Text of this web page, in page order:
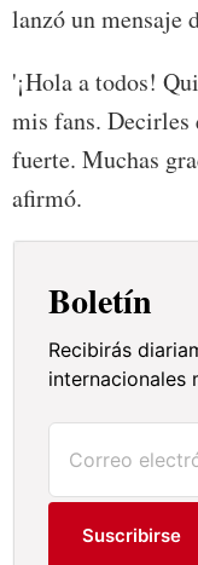
lanzó un mensaje
'¡Hola a todos!
mis fans. Decirles
fuerte. Muchas
afirmó.
Boletín
Recibirás
internacionales
Suscribirse